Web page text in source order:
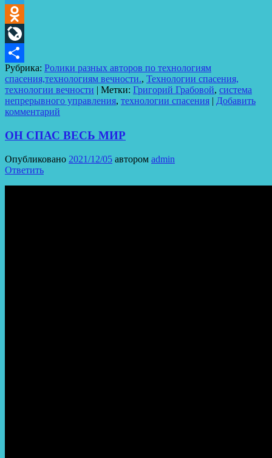
Telegram
Odnoklassniki
LiveJournal
Отправить
Рубрика: Ролики разных авторов по технологиям
спасения,технологиям вечности., Технологии спасения,
технологии вечности | Метки: Григорий Грабовой, система
непрерывного управления, технологии спасения | Добавить
комментарий
ОН СПАС ВЕСЬ МИР
Опубликовано 2021/12/05 автором admin
Ответить